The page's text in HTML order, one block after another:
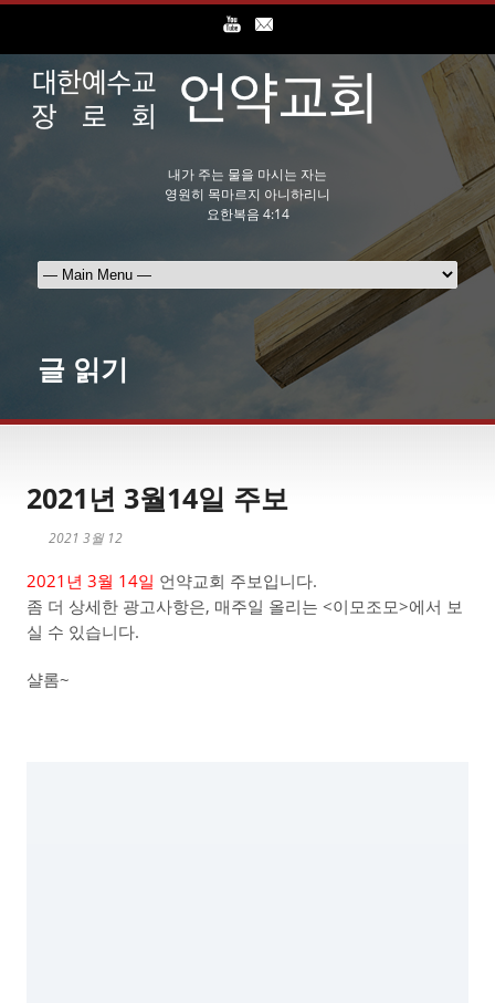
내가 주는 물을 마시는 자는
영원히 목마르지 아니하리니
요한복음 4:14
글 읽기
2021년 3월14일 주보
2021 3월 12
2021년 3월 14일 언약교회 주보입니다.
좀 더 상세한 광고사항은, 매주일 올리는 <이모조모>에서 보
실 수 있습니다.
샬롬~